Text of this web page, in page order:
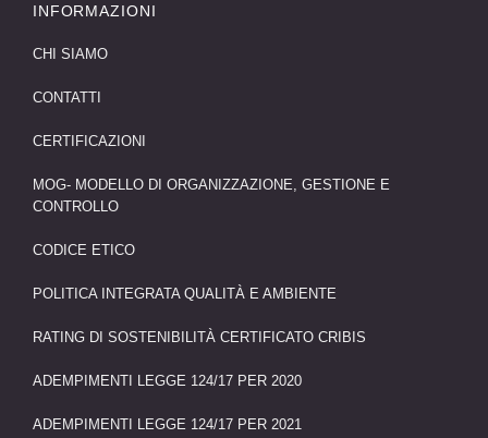
INFORMAZIONI
CHI SIAMO
CONTATTI
CERTIFICAZIONI
MOG- MODELLO DI ORGANIZZAZIONE, GESTIONE E
CONTROLLO
CODICE ETICO
POLITICA INTEGRATA QUALITÀ E AMBIENTE
RATING DI SOSTENIBILITÀ CERTIFICATO CRIBIS
ADEMPIMENTI LEGGE 124/17 PER 2020
ADEMPIMENTI LEGGE 124/17 PER 2021